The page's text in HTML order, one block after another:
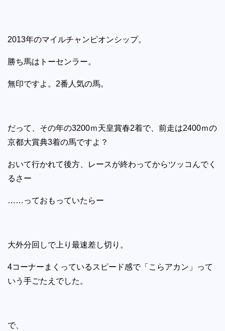
2013年のマイルチャンピオンシップ。
勝ち馬はトーセンラー。
無印ですよ。2番人気の馬。
だって、その年の3200ｍ天皇賞春2着で、前走は2400ｍの
京都大賞典3着の馬ですよ？
おいて行かれて後方、レースが終わってからツッコんでく
るさー
……っておもっていたらー
大外分回しで上り最速差し切り。
4コーナーまくっているスピード感で「こらアカン」って
いう手ごたえでした。
で、